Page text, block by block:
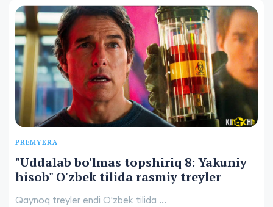
PREMYERA
"Uddalab bo'lmas topshiriq 8: Yakuniy
hisob" O'zbek tilida rasmiy treyler
Qaynoq treyler endi O'zbek tilida ...